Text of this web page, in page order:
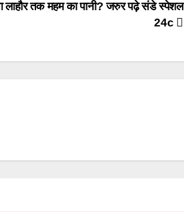
लाहौर तक महम का पानी? जरुर पढ़े संडे स्पेशल
24c